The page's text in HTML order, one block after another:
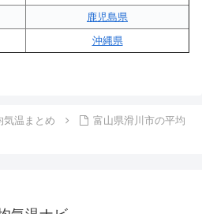
鹿児島県
沖縄県
気温まとめ
富山県滑川市の平均